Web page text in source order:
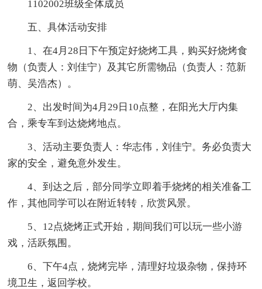
1102002班级全体成员
五、具体活动安排
1、在4月28日下午预定好烧烤工具，购买好烧烤食
物（负责人：刘佳宁）及其它所需物品（负责人：范新
萌、吴浩杰）。
2、出发时间为4月29日10点整，在阳光大厅内集
合，乘专车到达烧烤地点。
3、活动主要负责人：华志伟，刘佳宁。务必负责大
家的安全，避免意外发生。
4、到达之后，部分同学立即着手烧烤的相关准备工
作，其他同学可以在附近转转，欣赏风景。
5、12点烧烤正式开始，期间我们可以玩一些小游
戏，活跃氛围。
6、下午4点，烧烤完毕，清理好垃圾杂物，保持环
境卫生，返回学校。